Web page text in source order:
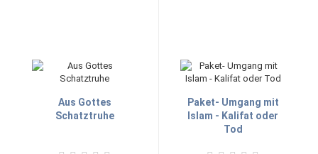
Aus Gottes
Schatztruhe
Paket- Umgang mit
Islam - Kalifat oder
Tod